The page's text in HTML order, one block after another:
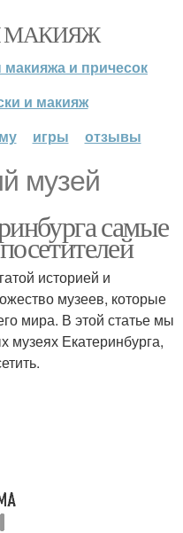
МАКИЯЖ
и причесок
и макияж
игры отзывы
музей
самые
историей и
музеев, которые
мира. В этой статье мы
Екатеринбурга,